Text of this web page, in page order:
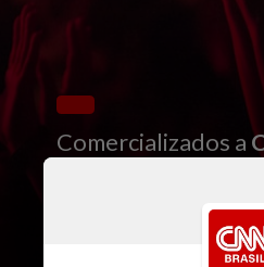
Comercializados a
ingressos foram
sem visão